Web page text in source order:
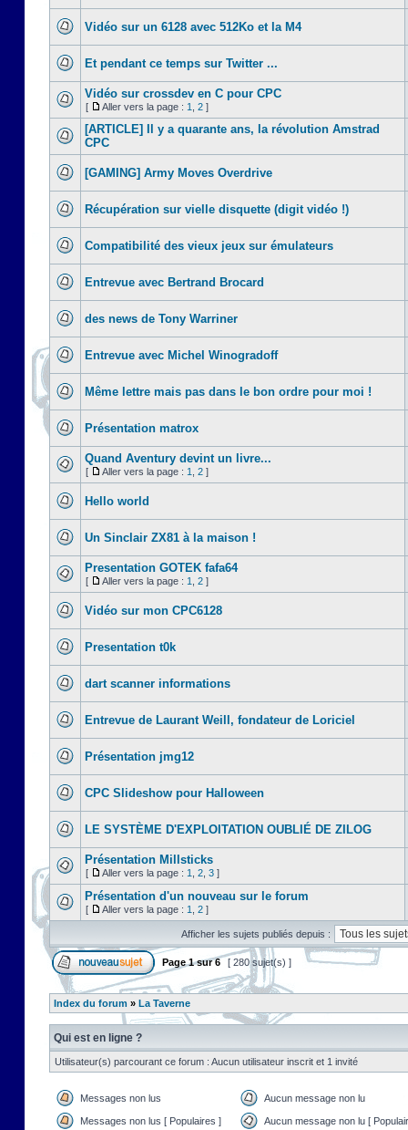
Vidéo sur un 6128 avec 512Ko et la M4
Et pendant ce temps sur Twitter ...
Vidéo sur crossdev en C pour CPC
[ Aller vers la page : 1 2 ]
[ARTICLE] Il y a quarante ans, la révolution Amstrad
CPC
[GAMING] Army Moves Overdrive
Récupération sur vielle disquette (digit vidéo !)
Compatibilité des vieux jeux sur émulateurs
Entrevue avec Bertrand Brocard
des news de Tony Warriner
Entrevue avec Michel Winogradoff
Même lettre mais pas dans le bon ordre pour moi !
Présentation matrox
Quand Aventury devint un livre...
[ Aller vers la page : 1 2 ]
Hello world
Un Sinclair ZX81 à la maison !
Presentation GOTEK fafa64
[ Aller vers la page : 1 2 ]
Vidéo sur mon CPC6128
Presentation t0k
dart scanner informations
Entrevue de Laurant Weill, fondateur de Loriciel
Présentation jmg12
CPC Slideshow pour Halloween
LE SYSTÈME D'EXPLOITATION OUBLIÉ DE ZILOG
Présentation Millsticks
[ Aller vers la page : 1 2 3 ]
Présentation d'un nouveau sur le forum
[ Aller vers la page : 1 2 ]
Afficher les sujets publiés depuis :
Page1sur6 [ 280 sujet(s) ]
Index du forum » La Taverne
Qui est en ligne ?
Utilisateur(s) parcourant ce forum : Aucun utilisateur inscrit et 1 invité
Messages non lus Aucun message non lu
Messages non lus [ Populaires ] Aucun message non lu [